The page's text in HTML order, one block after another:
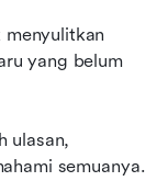
menyulitkan
yang belum
ulasan,
semuanya.